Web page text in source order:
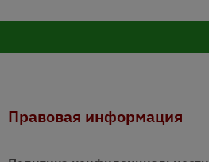
Правовая информация